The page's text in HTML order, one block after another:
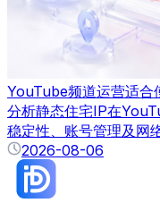
YouTube频道运营适合
分析静态住宅IP在
稳定性、账号管理及网
2026-08-06